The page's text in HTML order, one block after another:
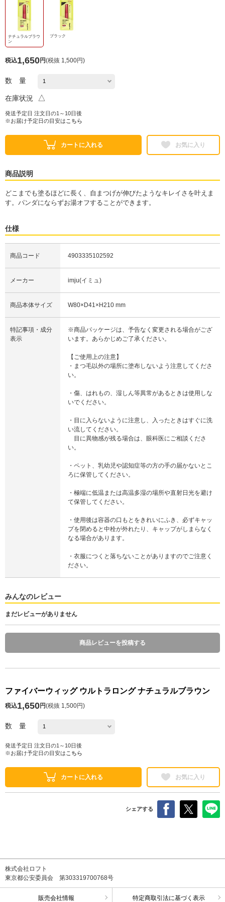
ナチュラルブラウ
ン
ブラック
税込1,650円(税抜 1,500円)
数 量
在庫状況 △
発送予定日 注文日の1～10日後
※お届け予定日の目安は こちら
カートに入れる お気に入り
商品説明
どこまでも塗るほどに長く、自まつげが伸びたようなキレイさを叶えま
す。パンダにならずお湯オフすることができます。
仕様
商品コード 4903335102592
メーカー imju(イミュ)
商品本体サイズ W80×D41×H210 mm
特記事項・成分
表示
※商品パッケージは、予告なく変更される場合がござ
います。あらかじめご了承ください。
【ご使用上の注意】
・まつ毛以外の場所に塗布しないよう注意してくださ
い。
・傷、はれもの、湿しん等異常があるときは使用しな
いでください。
・目に入らないように注意し、入ったときはすぐに洗
い流してください。
目に異物感が残る場合は、眼科医にご相談くださ
い。
・ペット、乳幼児や認知症等の方の手の届かないとこ
ろに保管してください。
・極端に低温または高温多湿の場所や直射日光を避け
て保管してください。
・使用後は容器の口もとをきれいにふき、必ずキャッ
プを閉めると中栓が外れたり、キャップがしまらなく
なる場合があります。
・衣服につくと落ちないことがありますのでご注意く
ださい。
みんなのレビュー
まだレビューがありません
商品レビューを投稿する
ファイバーウィッグ ウルトラロング ナチュラルブラウン
税込1,650円(税抜 1,500円)
数 量
発送予定日 注文日の1～10日後
※お届け予定日の目安は こちら
カートに入れる お気に入り
シェアする
株式会社ロフト
東京都公安委員会 第303319700768号
販売会社情報 特定商取引法に基づく表示